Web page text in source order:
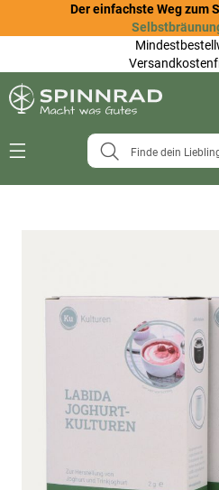
Der einfachste Weg zum
Navigation
springen